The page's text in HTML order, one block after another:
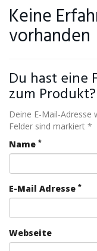
Keine
vorhanden
Du hast eine
zum
Deine E-Mail-Adresse
Felder sind markiert *
Name *
E-Mail Adresse *
Webseite